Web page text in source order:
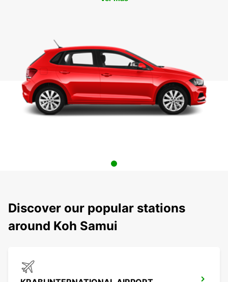
Discover our popular stations
around Koh Samui